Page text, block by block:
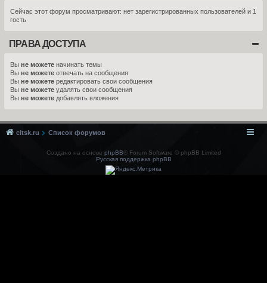
Сейчас этот форум просматривают: нет зарегистрированных пользователей и 1
гость
ПРАВА ДОСТУПА
Вы не можете начинать темы
Вы не можете отвечать на сообщения
Вы не можете редактировать свои сообщения
Вы не можете удалять свои сообщения
Вы не можете добавлять вложения
citsk.ru Список форумов
Создано на основе phpBB® Forum Software © phpBB Limited
Русская поддержка phpBB